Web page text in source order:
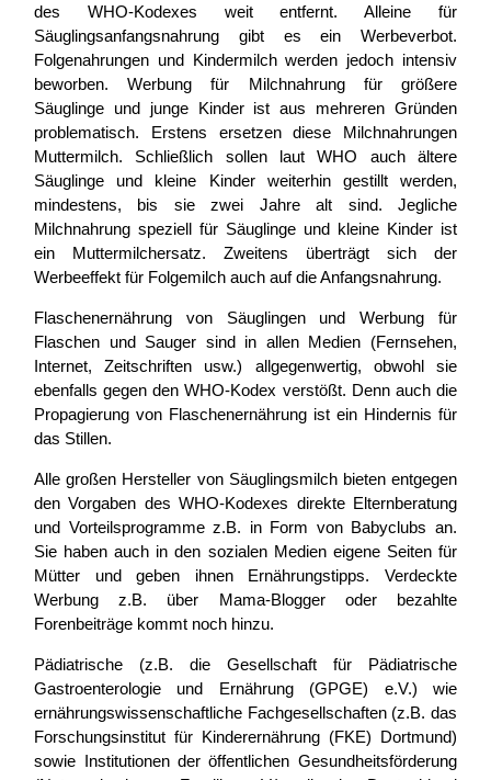
des WHO-Kodexes weit entfernt. Alleine für
Säuglingsanfangsnahrung gibt es ein Werbeverbot.
Folgenahrungen und Kindermilch werden jedoch intensiv
beworben. Werbung für Milchnahrung für größere
Säuglinge und junge Kinder ist aus mehreren Gründen
problematisch. Erstens ersetzen diese Milchnahrungen
Muttermilch. Schließlich sollen laut WHO auch ältere
Säuglinge und kleine Kinder weiterhin gestillt werden,
mindestens, bis sie zwei Jahre alt sind. Jegliche
Milchnahrung speziell für Säuglinge und kleine Kinder ist
ein Muttermilchersatz. Zweitens überträgt sich der
Werbeeffekt für Folgemilch auch auf die Anfangsnahrung.
Flaschenernährung von Säuglingen und Werbung für
Flaschen und Sauger sind in allen Medien (Fernsehen,
Internet, Zeitschriften usw.) allgegenwertig, obwohl sie
ebenfalls gegen den WHO-Kodex verstößt. Denn auch die
Propagierung von Flaschenernährung ist ein Hindernis für
das Stillen.
Alle großen Hersteller von Säuglingsmilch bieten entgegen
den Vorgaben des WHO-Kodexes direkte Elternberatung
und Vorteilsprogramme z.B. in Form von Babyclubs an.
Sie haben auch in den sozialen Medien eigene Seiten für
Mütter und geben ihnen Ernährungstipps. Verdeckte
Werbung z.B. über Mama-Blogger oder bezahlte
Forenbeiträge kommt noch hinzu.
Pädiatrische (z.B. die Gesellschaft für Pädiatrische
Gastroenterologie und Ernährung (GPGE) e.V.) wie
ernährungswissenschaftliche Fachgesellschaften (z.B. das
Forschungsinstitut für Kinderernährung (FKE) Dortmund)
sowie Institutionen der öffentlichen Gesundheitsförderung